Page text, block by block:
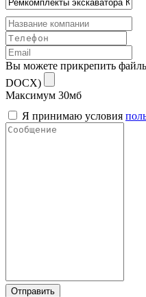
Вы можете прикрепить
DOCX)
Максимум 30мб
Я принимаю условия
Отправить